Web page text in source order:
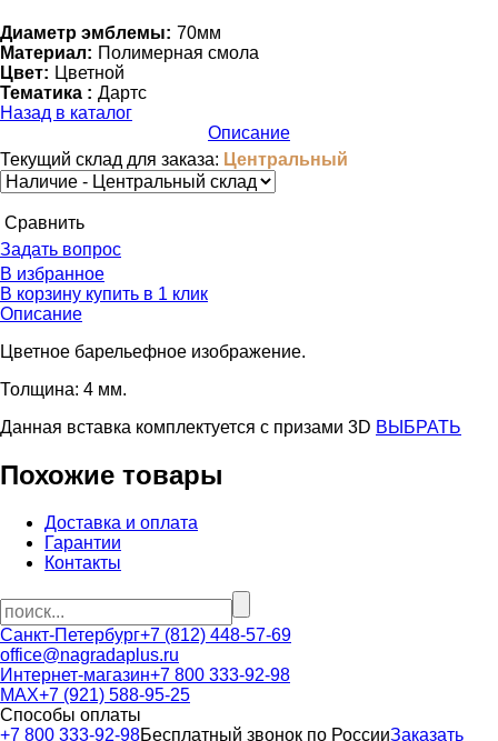
Диаметр эмблемы: 70мм
Материал: Полимерная смола
Цвет: Цветной
Тематика : Дартс
Назад в каталог
Описание
Текущий склад для заказа: Центральный
Cравнить
Задать вопрос
В избранное
В корзину купить в 1 клик
Описание
Цветное барельефное изображение.
Толщина: 4 мм.
Данная вставка комплектуется c призами 3D ВЫБРАТЬ
Похожие товары
Доставка и оплата
Гарантии
Контакты
Санкт-Петербург+7 (812) 448-57-69
office@nagradaplus.ru
Интернет-магазин+7 800 333-92-98
MAX+7 (921) 588-95-25
Способы оплаты
+7 800 333-92-98Бесплатный звонок по РоссииЗаказать